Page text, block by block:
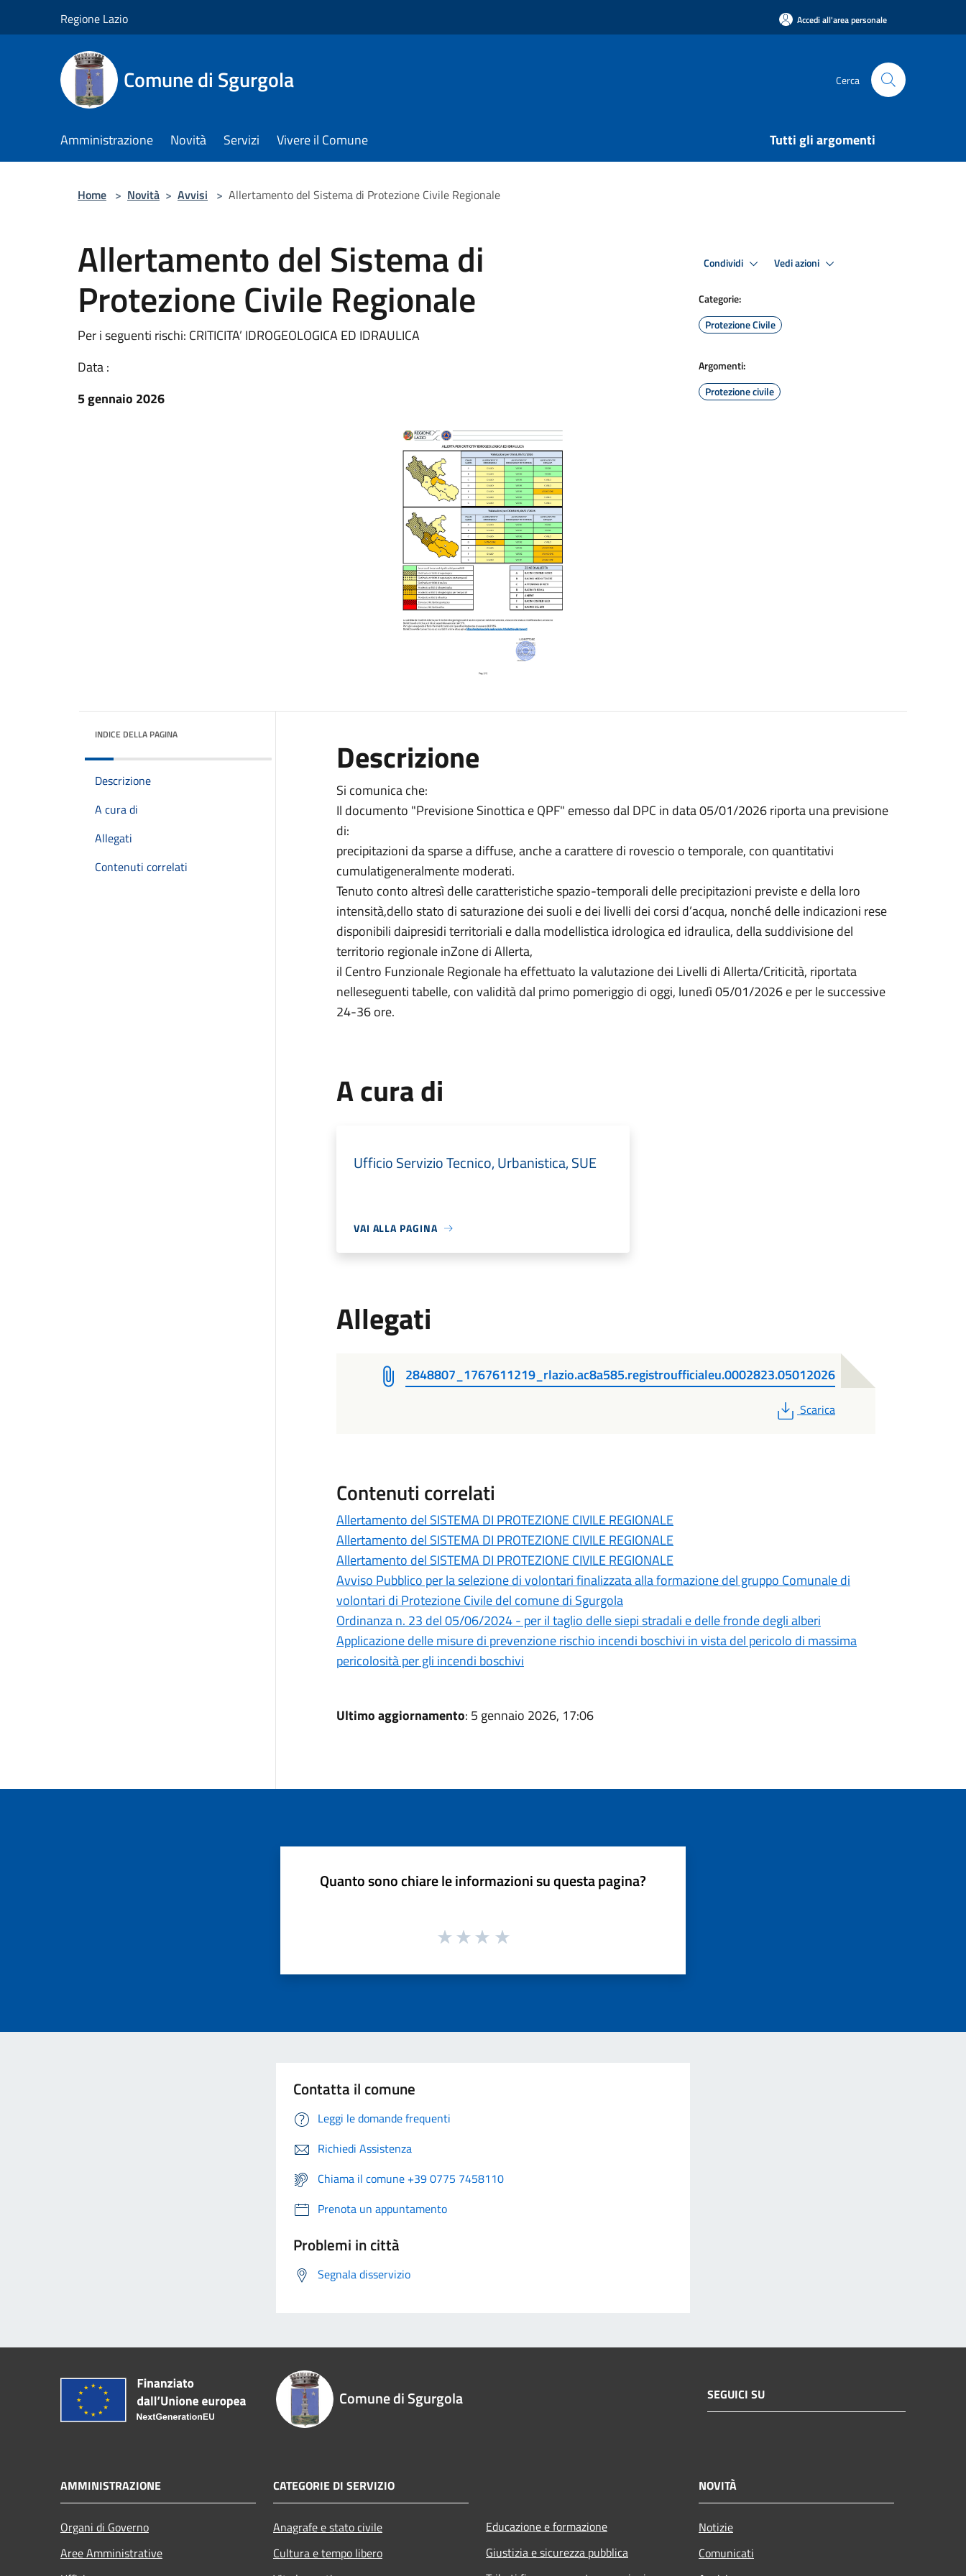
Regione Lazio Accedi all'area personale
Comune di Sgurgola Cerca
Amministrazione Novità Servizi Vivere il Comune Tutti gli argomenti
Home > Novità > Avvisi > Allertamento del Sistema di Protezione Civile Regionale
Allertamento del Sistema di
Protezione Civile Regionale
Per i seguenti rischi: CRITICITA’ IDROGEOLOGICA ED IDRAULICA
Data :
5 gennaio 2026
Condividi Vedi azioni
Categorie:
Protezione Civile
Argomenti:
Protezione civile
INDICE DELLA PAGINA
Descrizione
A cura di
Allegati
Contenuti correlati
Descrizione
Si comunica che:
Il documento "Previsione Sinottica e QPF" emesso dal DPC in data 05/01/2026 riporta una previsione
di:
precipitazioni da sparse a diffuse, anche a carattere di rovescio o temporale, con quantitativi
cumulatigeneralmente moderati.
Tenuto conto altresì delle caratteristiche spazio-temporali delle precipitazioni previste e della loro
intensità,dello stato di saturazione dei suoli e dei livelli dei corsi d’acqua, nonché delle indicazioni rese
disponibili daipresidi territoriali e dalla modellistica idrologica ed idraulica, della suddivisione del
territorio regionale inZone di Allerta,
il Centro Funzionale Regionale ha effettuato la valutazione dei Livelli di Allerta/Criticità, riportata
nelleseguenti tabelle, con validità dal primo pomeriggio di oggi, lunedì 05/01/2026 e per le successive
24-36 ore.
A cura di
Ufficio Servizio Tecnico, Urbanistica, SUE
VAI ALLA PAGINA
Allegati
2848807_1767611219_rlazio.ac8a585.registroufficialeu.0002823.05012026
PDF
Scarica
Contenuti correlati
Allertamento del SISTEMA DI PROTEZIONE CIVILE REGIONALE
Allertamento del SISTEMA DI PROTEZIONE CIVILE REGIONALE
Allertamento del SISTEMA DI PROTEZIONE CIVILE REGIONALE
Avviso Pubblico per la selezione di volontari finalizzata alla formazione del gruppo Comunale di
volontari di Protezione Civile del comune di Sgurgola
Ordinanza n. 23 del 05/06/2024 - per il taglio delle siepi stradali e delle fronde degli alberi
Applicazione delle misure di prevenzione rischio incendi boschivi in vista del pericolo di massima
pericolosità per gli incendi boschivi
Ultimo aggiornamento: 5 gennaio 2026, 17:06
Quanto sono chiare le informazioni su questa pagina?
Contatta il comune
Leggi le domande frequenti
Richiedi Assistenza
Chiama il comune +39 0775 7458110
Prenota un appuntamento
Problemi in città
Segnala disservizio
Comune di Sgurgola SEGUICI SU
AMMINISTRAZIONE
Organi di Governo
Aree Amministrative
CATEGORIE DI SERVIZIO
Anagrafe e stato civile
Cultura e tempo libero
Educazione e formazione
Giustizia e sicurezza pubblica
NOVITÀ
Notizie
Comunicati